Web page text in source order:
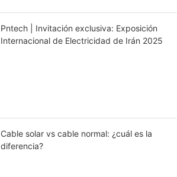
Pntech | Invitación exclusiva: Exposición
Internacional de Electricidad de Irán 2025
Cable solar vs cable normal: ¿cuál es la
diferencia?